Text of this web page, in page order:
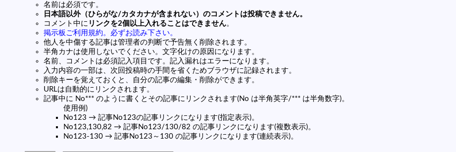
名前は必須です。
日本語以外（ひらがな/カタカナが含まれない）のコメントは投稿できません。
コメント中に リンクを2個以上入れることはできません。
掲示板ご利用規約。必ずお読み下さい。
他人を中傷する記事は管理者の判断で予告無く削除されます。
半角カナは使用しないでください。文字化けの原因になります。
名前、コメントは必須記入項目です。記入漏れはエラーになります。
入力内容の一部は、次回投稿時の手間を省くためブラウザに記録されます。
削除キーを覚えておくと、自分の記事の編集・削除ができます。
URLは自動的にリンクされます。
記事中に No*** のように書くとその記事にリンクされます(No は半角英字/*** は半角数字)。
使用例)
No123 → 記事No123の記事リンクになります(指定表示)。
No123,130,82 → 記事No123/130/82 の記事リンクになります(複数表示)。
No123-130 → 記事No123～130 の記事リンクになります(連続表示)。